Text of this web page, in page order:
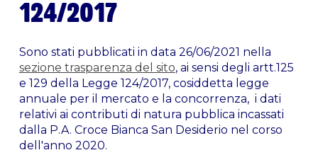
124/2017
Sono stati pubblicati in data 26/06/2021 nella
sezione trasparenza del sito, ai sensi degli artt.125
e 129 della Legge 124/2017, cosiddetta legge
annuale per il mercato e la concorrenza, i dati
relativi ai contributi di natura pubblica incassati
dalla P.A. Croce Bianca San Desiderio nel corso
dell'anno 2020.